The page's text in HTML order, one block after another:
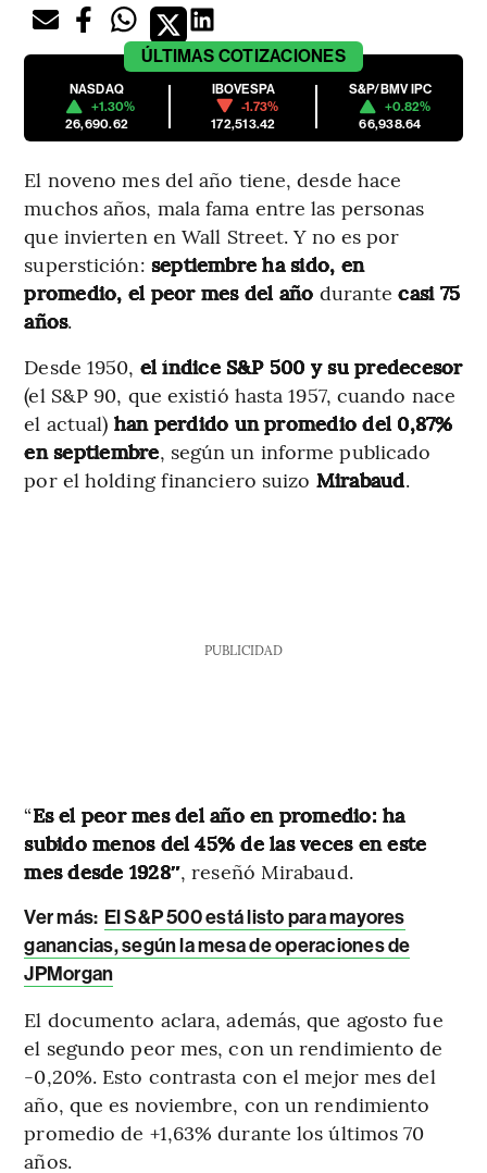
ÚLTIMAS COTIZACIONES
NASDAQ
+1.30%
26,690.62
IBOVESPA
-1.73%
172,513.42
S&P/BMV IPC
+0.82%
66,938.64
El noveno mes del año tiene, desde hace
muchos años, mala fama entre las personas
que invierten en Wall Street. Y no es por
superstición: septiembre ha sido, en
promedio, el peor mes del año durantecasi 75
años.
Desde 1950, el índice S&P 500 y su predecesor
(el S&P 90, que existió hasta 1957, cuando nace
el actual) han perdido un promedio del 0,87%
en septiembre, según un informe publicado
por el holding financiero suizo Mirabaud.
PUBLICIDAD
“Es el peor mes del año en promedio: ha
subido menos del 45% de las veces en este
mes desde 1928″, reseñó Mirabaud.
Ver más: El S&P 500 está listo para mayores
ganancias, según la mesa de operaciones de
JPMorgan
El documento aclara, además, que agosto fue
el segundo peor mes, con un rendimiento de
-0,20%. Esto contrasta con el mejor mes del
año, que es noviembre, con un rendimiento
promedio de +1,63% durante los últimos 70
años.